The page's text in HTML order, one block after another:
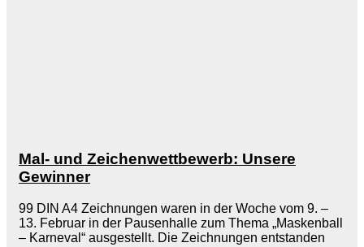
Mal- und Zeichen­wettbewerb: Unsere
Gewinner
99 DIN A4 Zeichnungen waren in der Woche vom 9. –
13. Februar in der Pausenhalle zum Thema „Maskenball
– Karneval“ ausgestellt. Die Zeichnungen entstanden